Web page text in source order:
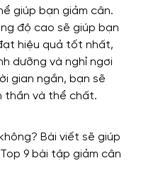
giúp bạn giảm cân.
độ cao sẽ giúp bạn
hiệu quả tốt nhất,
dưỡng và nghỉ ngơi
gian ngắn, bạn sẽ
thần và thể chất.